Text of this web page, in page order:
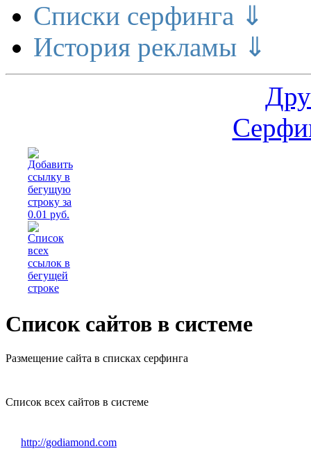
Списки серфинга ⇓
История рекламы ⇓
Список сайтов в системе
Размещение сайта в списках серфинга
Список всех сайтов в системе
http://godiamond.com